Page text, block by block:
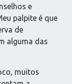
e
palpite é que
de
alguma das
muitos